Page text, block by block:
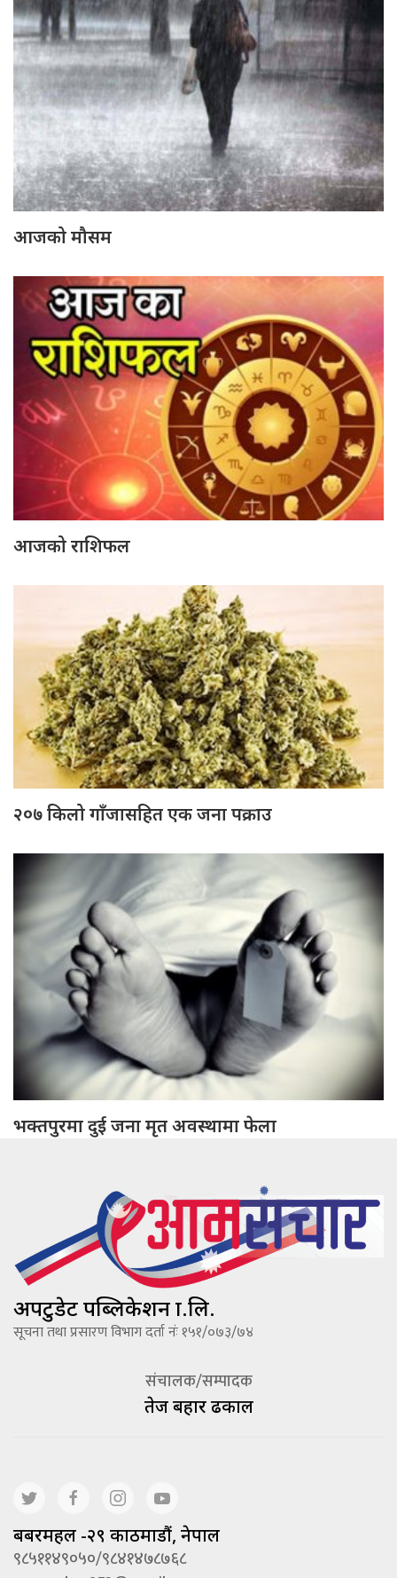
आजको मौसम
आजको राशिफल
२०७ किलो गाँजासहित एक जना पक्राउ
भक्तपुरमा दुई जना मृत अवस्थामा फेला
अपटुडेट पब्लिकेशन प्रा.लि.
सूचना तथा प्रसारण विभाग दर्ता नंः १५१/०७३/७४
संचालक/सम्पादक
तेज बहादूर ढकाल
बबरमहल -२९ काठमाडौं, नेपाल
९८५११४९०५०/९८४१४७८७६८